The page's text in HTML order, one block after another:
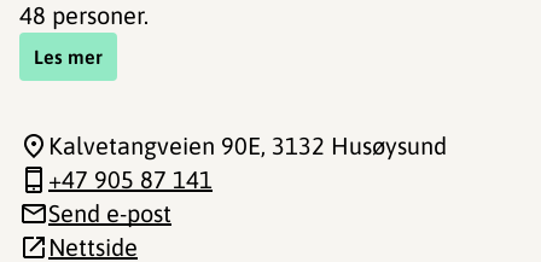
48 personer.
Les mer
Kalvetangveien 90E, 3132 Husøysund
+47 905 87 141
Send e-post
Nettside